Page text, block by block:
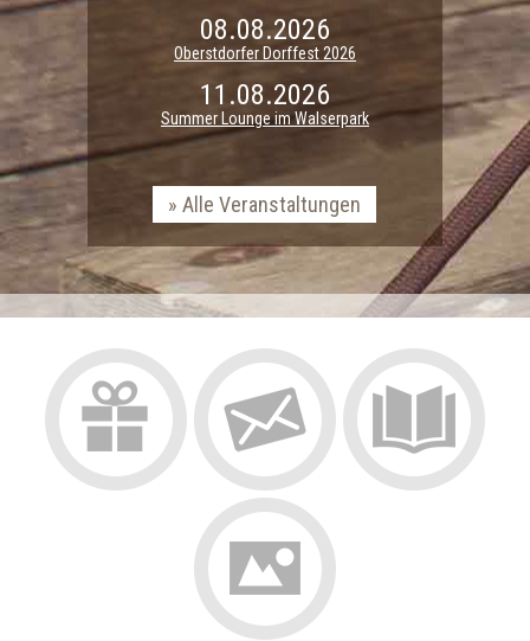
08.08.2026
Oberstdorfer Dorffest 2026
11.08.2026
Summer Lounge im Walserpark
Alle Veranstaltungen